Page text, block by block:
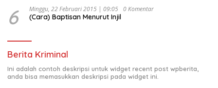
6 Minggu, 22 Februari 2015 | 09:05 0 Komentar
(Cara) Baptisan Menurut Injil
Berita Kriminal
Ini adalah contoh deskripsi untuk widget recent post wpberita,
anda bisa memasukkan deskripsi pada widget ini.